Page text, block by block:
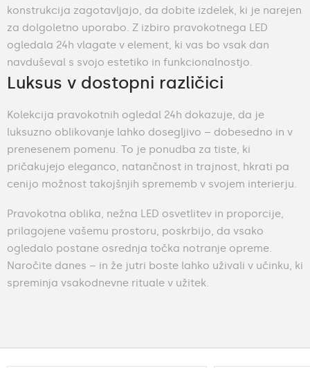
konstrukcija zagotavljajo, da dobite izdelek, ki je narejen
za dolgoletno uporabo. Z izbiro pravokotnega LED
ogledala 24h vlagate v element, ki vas bo vsak dan
navduševal s svojo estetiko in funkcionalnostjo.
Luksus v dostopni različici
Kolekcija pravokotnih ogledal 24h dokazuje, da je
luksuzno oblikovanje lahko dosegljivo – dobesedno in v
prenesenem pomenu. To je ponudba za tiste, ki
pričakujejo eleganco, natančnost in trajnost, hkrati pa
cenijo možnost takojšnjih sprememb v svojem interierju.
Pravokotna oblika, nežna LED osvetlitev in proporcije,
prilagojene vašemu prostoru, poskrbijo, da vsako
ogledalo postane osrednja točka notranje opreme.
Naročite danes – in že jutri boste lahko uživali v učinku, ki
spreminja vsakodnevne rituale v užitek.